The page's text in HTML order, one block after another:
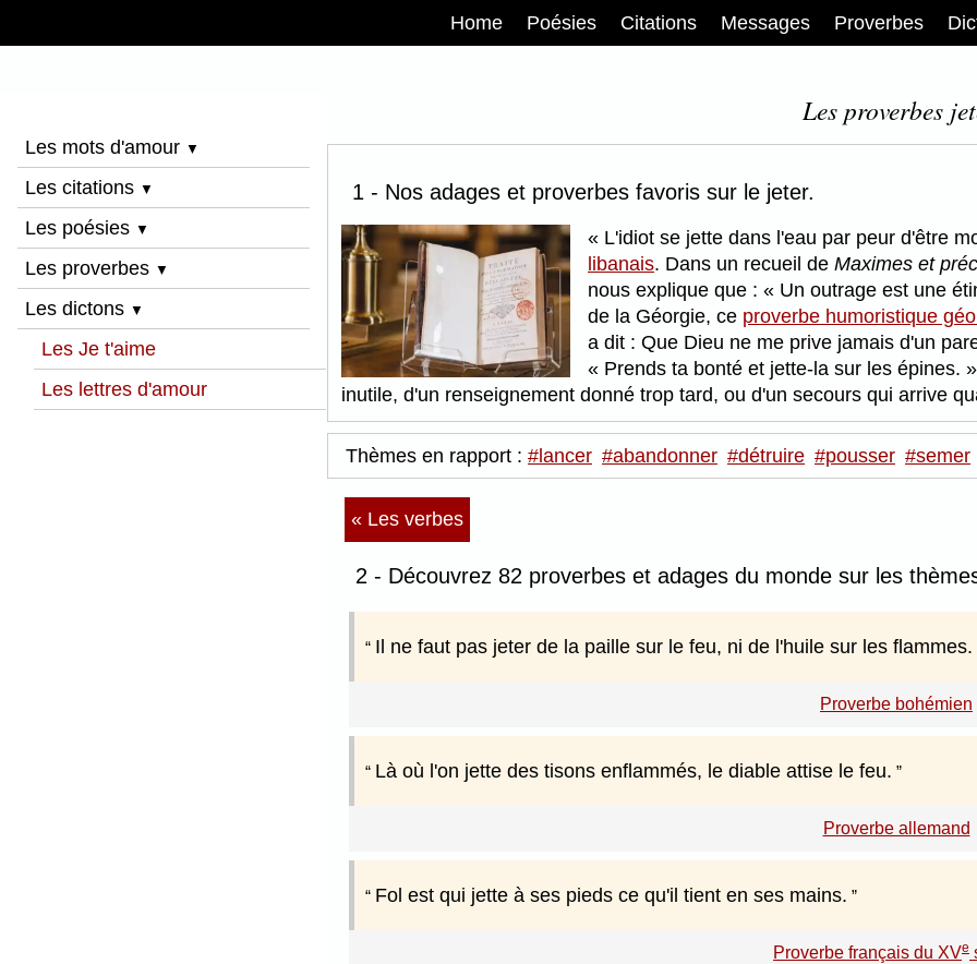
Home Poésies Citations Messages Proverbes
Les mots d'amour ▼
Les citations ▼
Les poésies ▼
Les proverbes ▼
Les dictons ▼
Les Je t'aime
Les lettres d'amour
Les proverbes
1 - Nos adages et proverbes favoris sur le jeter.
L'idiot se jette dans l'eau par peur d'être
libanais. Dans un recueil de Maximes et
nous explique que :
Un outrage est une
de la Géorgie, ce proverbe humoristique
a dit : Que Dieu ne me prive jamais d'un
Prends ta bonté et jette-la sur les épines.
inutile, d'un renseignement donné trop tard, ou d'un secours qui arrive
Thèmes en rapport : #lancer #abandonner #détruire #pousser #semer
« Les verbes
2 - Découvrez 82 proverbes et adages du monde sur les
Il ne faut pas jeter de la paille sur le feu, ni de l'huile sur les flammes.
Proverbe bohémien
Là où l'on jette des tisons enflammés, le diable attise le feu.
Proverbe allemand
Fol est qui jette à ses pieds ce qu'il tient en ses mains.
Proverbe français du XVe